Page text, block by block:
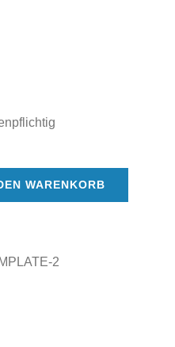
WARENKORB
2